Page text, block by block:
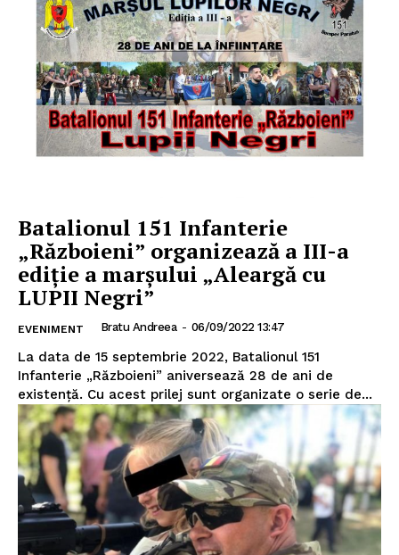
Batalionul 151 Infanterie
„Războieni” organizează a III-a
ediție a marșului „Aleargă cu
LUPII Negri”
EVENIMENT Bratu Andreea - 06/09/2022 13:47
La data de 15 septembrie 2022, Batalionul 151
Infanterie „Războieni” aniversează 28 de ani de
existență. Cu acest prilej sunt organizate o serie de...